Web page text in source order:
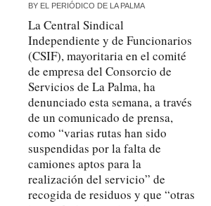
BY EL PERIÓDICO DE LA PALMA
La Central Sindical
Independiente y de Funcionarios
(CSIF), mayoritaria en el comité
de empresa del Consorcio de
Servicios de La Palma, ha
denunciado esta semana, a través
de un comunicado de prensa,
como “varias rutas han sido
suspendidas por la falta de
camiones aptos para la
realización del servicio” de
recogida de residuos y que “otras